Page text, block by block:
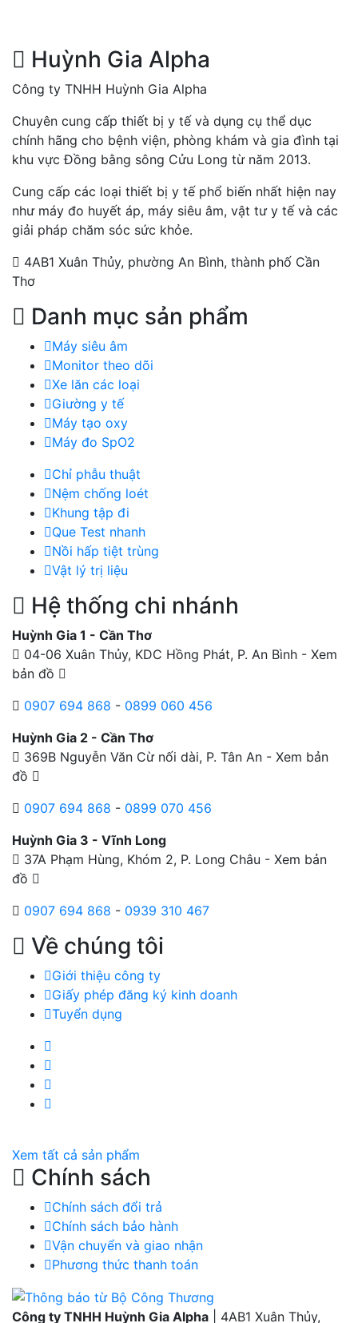
Huỳnh Gia Alpha
Công ty TNHH Huỳnh Gia Alpha
Chuyên cung cấp thiết bị y tế và dụng cụ thể dục
chính hãng cho bệnh viện, phòng khám và gia đình tại
khu vực Đồng bằng sông Cửu Long từ năm 2013.
Cung cấp các loại thiết bị y tế phổ biến nhất hiện nay
như máy đo huyết áp, máy siêu âm, vật tư y tế và các
giải pháp chăm sóc sức khỏe.
4AB1 Xuân Thủy, phường An Bình, thành phố Cần
Thơ
Danh mục sản phẩm
Máy siêu âm
Monitor theo dõi
Xe lăn các loại
Giường y tế
Máy tạo oxy
Máy đo SpO2
Chỉ phẫu thuật
Nệm chống loét
Khung tập đi
Que Test nhanh
Nồi hấp tiệt trùng
Vật lý trị liệu
Hệ thống chi nhánh
Huỳnh Gia 1 - Cần Thơ
04-06 Xuân Thủy, KDC Hồng Phát, P. An Bình - Xem
bản đồ
0907 694 868 - 0899 060 456
Huỳnh Gia 2 - Cần Thơ
369B Nguyễn Văn Cừ nối dài, P. Tân An - Xem bản
đồ
0907 694 868 - 0899 070 456
Huỳnh Gia 3 - Vĩnh Long
37A Phạm Hùng, Khóm 2, P. Long Châu - Xem bản
đồ
0907 694 868 - 0939 310 467
Về chúng tôi
Giới thiệu công ty
Giấy phép đăng ký kinh doanh
Tuyển dụng
Xem tất cả sản phẩm
Chính sách
Chính sách đổi trả
Chính sách bảo hành
Vận chuyển và giao nhận
Phương thức thanh toán
Công ty TNHH Huỳnh Gia Alpha | 4AB1 Xuân Thủy,